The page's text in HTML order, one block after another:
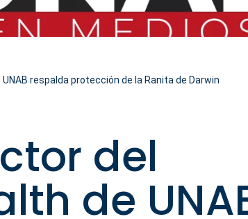
respalda protección de la Ranita de Darwin
del
de